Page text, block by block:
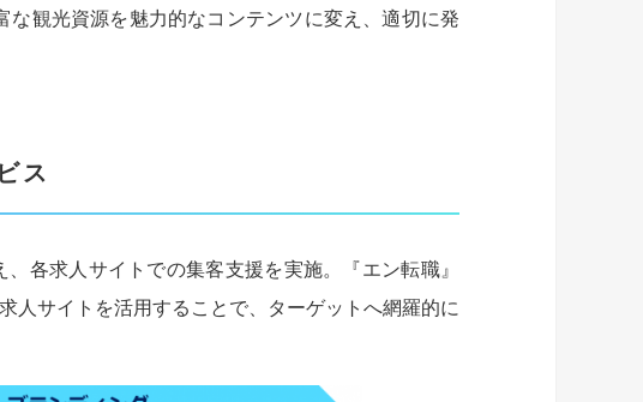
観光資源を魅力的なコンテンツに変え、適切に発
ス
各求人サイトでの集客支援を実施。『エン転職』
人サイトを活用することで、ターゲットへ網羅的に